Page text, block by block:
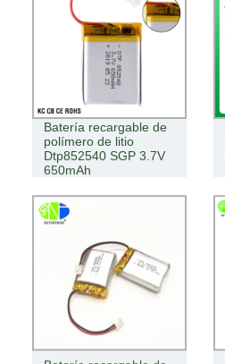
Batería recargable de
polímero de litio
Dtp852540 SGP 3.7V
650mAh